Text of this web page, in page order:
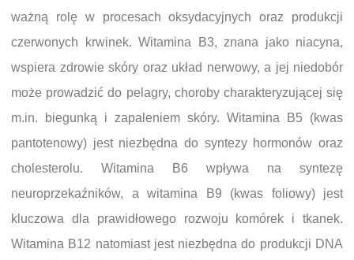
ważną rolę w procesach oksydacyjnych oraz produkcji
czerwonych krwinek. Witamina B3, znana jako niacyna,
wspiera zdrowie skóry oraz układ nerwowy, a jej niedobór
może prowadzić do pelagry, choroby charakteryzującej się
m.in. biegunką i zapaleniem skóry. Witamina B5 (kwas
pantotenowy) jest niezbędna do syntezy hormonów oraz
cholesterolu. Witamina B6 wpływa na syntezę
neuroprzekaźników, a witamina B9 (kwas foliowy) jest
kluczowa dla prawidłowego rozwoju komórek i tkanek.
Witamina B12 natomiast jest niezbędna do produkcji DNA